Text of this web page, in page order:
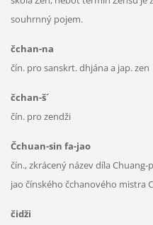
souhrnný pojem.
čchan-na
čín. pro sanskrt. dhjána a jap. zen
čchan-š´
čín. pro zendži
Čchuan-sin fa-jao
čín., zkrácený název díla Chuang-
jao čínského čchanového mistra
čidži